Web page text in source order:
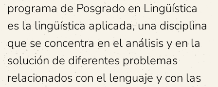
programa de Posgrado en Lingüística
es la lingüística aplicada, una disciplina
que se concentra en el análisis y en la
solución de diferentes problemas
relacionados con el lenguaje y con las